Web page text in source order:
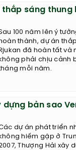
sáng thung
100 năm lên ý
hoàn thành, dự án
Rjukan đã hoàn tất và
không phải chịu cảnh
mỗi năm.
dựng bản sao
dự án phát triển
không hiếm gặp ở
Thượng Hải xây